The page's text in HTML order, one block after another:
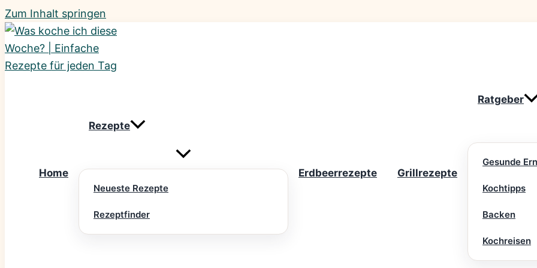
Zum Inhalt springen
Home
Rezepte
Neueste Rezepte
Rezeptfinder
Erdbeerrezepte Grillrezepte
Ratgeber
Gesunde
Kochtipps
Backen
Kochreisen